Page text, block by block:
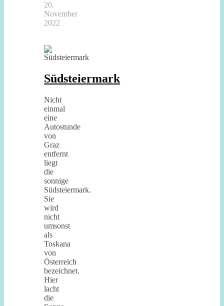
20.
November
2022
Südsteiermark
Nicht
einmal
eine
Autostunde
von
Graz
entfernt
liegt
die
sonnige
Südsteiermark.
Sie
wird
nicht
umsonst
als
Toskana
von
Österreich
bezeichnet.
Hier
lacht
die